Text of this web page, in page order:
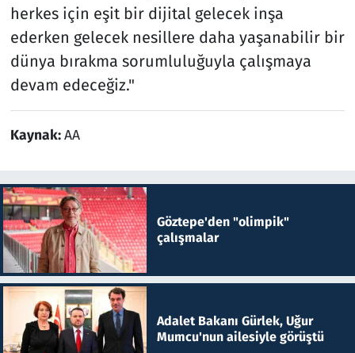
herkes için eşit bir dijital gelecek inşa
ederken gelecek nesillere daha yaşanabilir bir
dünya bırakma sorumluluğuyla çalışmaya
devam edeceğiz."
Kaynak:AA
Göztepe'den "olimpik"
çalışmalar
Adalet Bakanı Gürlek, Uğur
Mumcu'nun ailesiyle görüştü